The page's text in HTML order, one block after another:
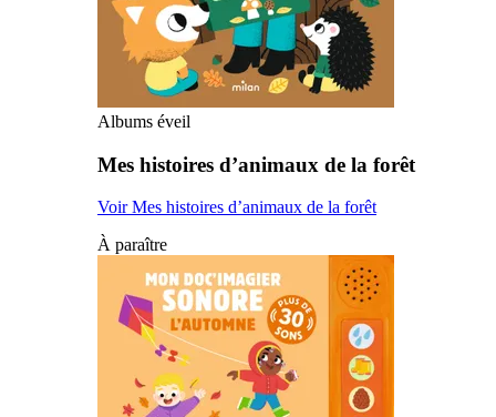
Albums éveil
Mes histoires d’animaux de la forêt
Voir Mes histoires d’animaux de la forêt
À paraître